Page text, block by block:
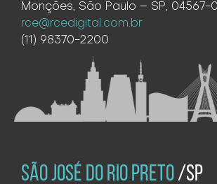
Monções, São Paulo – SP, 04567-
rce@rcedigital.com.br
(11) 98370-2200
SÃO JOSÉ DO RIO PRETO/SP